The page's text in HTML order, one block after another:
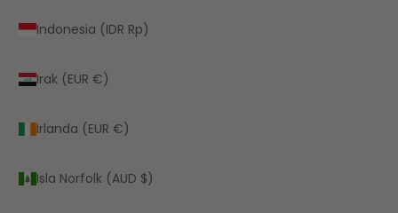
Indonesia (IDR Rp)
Irak (EUR €)
Irlanda (EUR €)
Isla Norfolk (AUD $)